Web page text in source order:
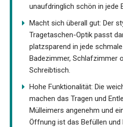
unaufdringlich schön in jede
Macht sich überall gut: Der
Tragetaschen-Optik passt
platzsparend in jede
Badezimmer, Schlafzimmer
Schreibtisch.
Hohe Funktionalität: Die
machen das Tragen und
Mülleimers angenehm und
Öffnung ist das Befüllen